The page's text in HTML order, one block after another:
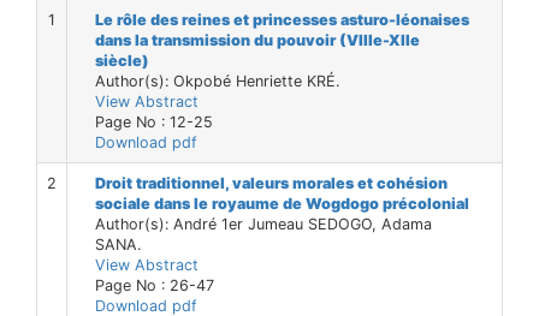
1
Le rôle des reines et princesses asturo-léonaises
dans la transmission du pouvoir (VIIIe-XIIe
siècle)
Author(s): Okpobé Henriette KRÉ.
View Abstract
Page No : 12-25
Download pdf
2
Droit traditionnel, valeurs morales et cohésion
sociale dans le royaume de Wogdogo précolonial
Author(s): André 1er Jumeau SEDOGO, Adama
SANA.
View Abstract
Page No : 26-47
Download pdf